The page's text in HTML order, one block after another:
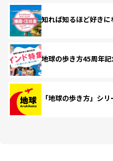
知れば知るほど好き
地球の歩き方45周年
「地球の歩き方」シ